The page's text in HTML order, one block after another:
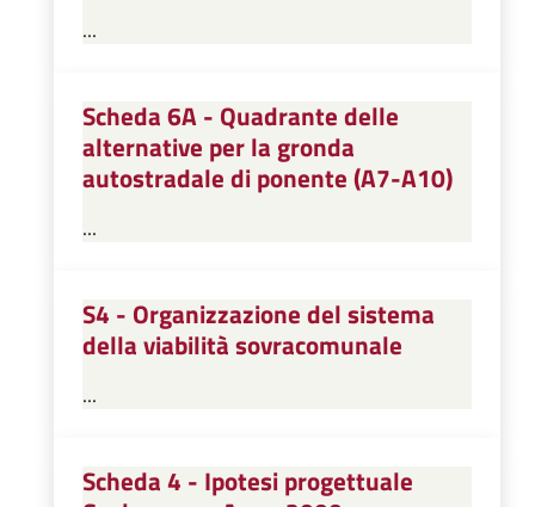
...
Scheda 6A - Quadrante delle
alternative per la gronda
autostradale di ponente (A7-A10)
...
S4 - Organizzazione del sistema
della viabilità sovracomunale
...
Scheda 4 - Ipotesi progettuale